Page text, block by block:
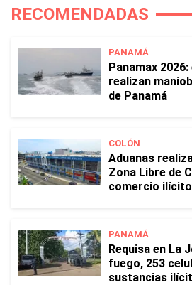
RECOMENDADAS
PANAMÁ
Panamax
realizan
de Panamá
COLÓN
Aduanas
Zona Libre de
comercio
PANAMÁ
Requisa en La
fuego, 253
sustancias